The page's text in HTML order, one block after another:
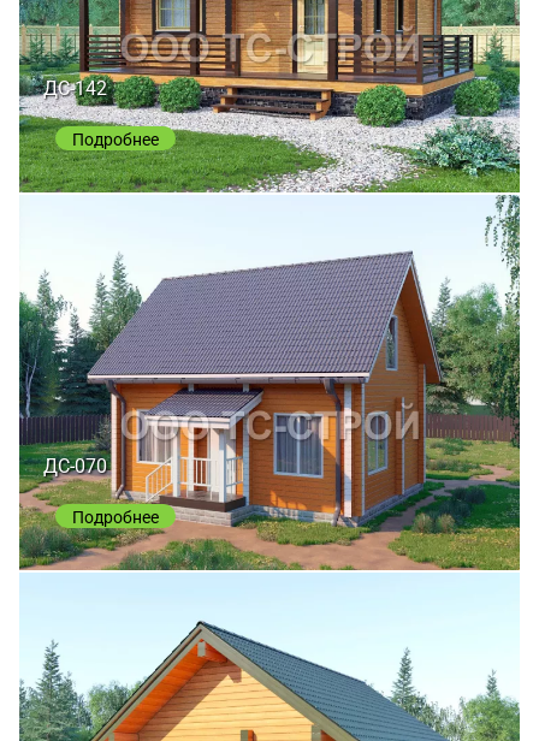
ДС-142
Подробнее
ДС-070
Подробнее